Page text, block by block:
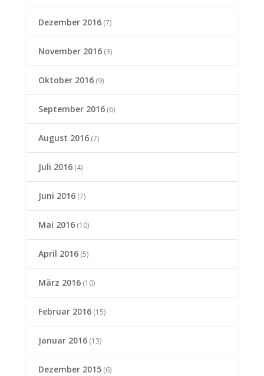
Dezember 2016(7)
November 2016(3)
Oktober 2016(9)
September 2016(6)
August 2016(7)
Juli 2016(4)
Juni 2016(7)
Mai 2016(10)
April 2016(5)
März 2016(10)
Februar 2016(15)
Januar 2016(13)
Dezember 2015(6)